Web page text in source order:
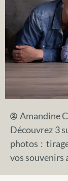
Amandine
Découvrez 3
photos :
vos souvenirs